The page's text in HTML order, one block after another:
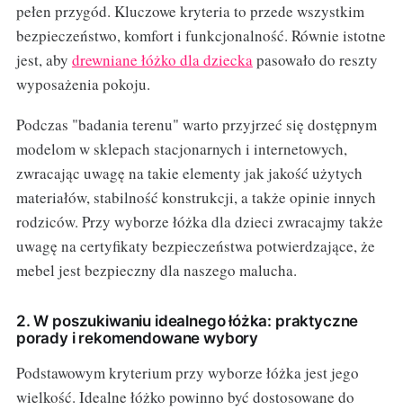
pełen przygód. Kluczowe kryteria to przede wszystkim
bezpieczeństwo, komfort i funkcjonalność. Równie istotne
jest, aby drewniane łóżko dla dzieckapasowało do reszty
wyposażenia pokoju.
Podczas "badania terenu" warto przyjrzeć się dostępnym
modelom w sklepach stacjonarnych i internetowych,
zwracając uwagę na takie elementy jak jakość użytych
materiałów, stabilność konstrukcji, a także opinie innych
rodziców. Przy wyborze łóżka dla dzieci zwracajmy także
uwagę na certyfikaty bezpieczeństwa potwierdzające, że
mebel jest bezpieczny dla naszego malucha.
2. W poszukiwaniu idealnego łóżka: praktyczne
porady i rekomendowane wybory
Podstawowym kryterium przy wyborze łóżka jest jego
wielkość. Idealne łóżko powinno być dostosowane do